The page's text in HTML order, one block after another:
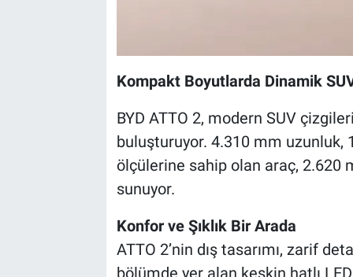
Kompakt Boyutlarda Dinamik SUV
BYD ATTO 2, modern SUV
buluşturuyor. 4.310 mm
ölçülerine sahip olan araç, 2.620
sunuyor.
Konfor ve Şıklık Bir Arada
ATTO 2’nin dış tasarımı, zarif
bölümde yer alan keskin hatlı